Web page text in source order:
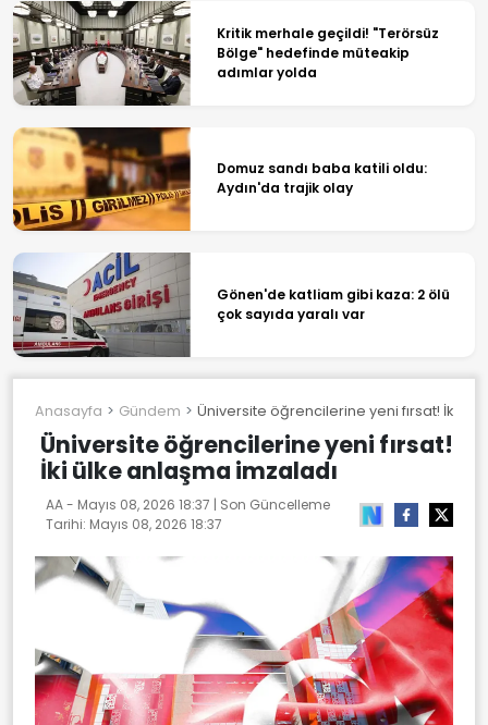
Kritik merhale geçildi! "Terörsüz
Bölge" hedefinde müteakip
adımlar yolda
Domuz sandı baba katili oldu:
Aydın'da trajik olay
Gönen'de katliam gibi kaza: 2 ölü
çok sayıda yaralı var
Anasayfa Gündem Üniversite öğrencilerine yeni fırsat! İki
Üniversite öğrencilerine yeni fırsat!
İki ülke anlaşma imzaladı
AA - Mayıs 08, 2026 18:37 | Son Güncelleme
Tarihi: Mayıs 08, 2026 18:37